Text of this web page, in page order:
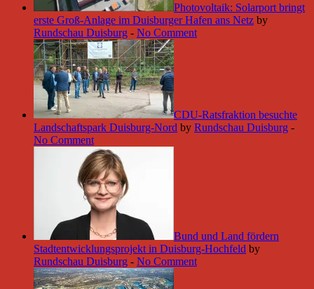
Photovoltaik: Solarport bringt
erste Groß-Anlage im Duisburger Hafen ans Netz by
Rundschau Duisburg - No Comment
CDU-Ratsfraktion besuchte
Landschaftspark Duisburg-Nord by Rundschau Duisburg -
No Comment
Bund und Land fördern
Stadtentwicklungsprojekt in Duisburg-Hochfeld by
Rundschau Duisburg - No Comment